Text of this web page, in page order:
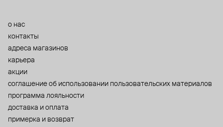
о нас
контакты
адреса магазинов
карьера
акции
cоглашение об использовании пользовательских материалов
программа лояльности
доставка и оплата
примерка и возврат